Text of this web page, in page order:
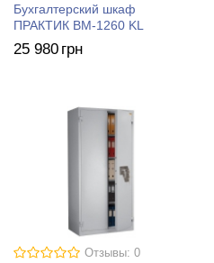
Бухгалтерский шкаф
ПРАКТИК BM-1260 KL
25 980 грн
Отзывы: 0